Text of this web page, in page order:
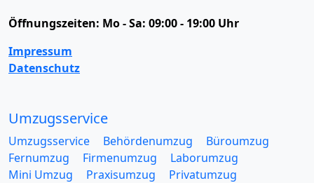
Öffnungszeiten: Mo - Sa: 09:00 - 19:00 Uhr
Impressum
Datenschutz
Umzugsservice
Umzugsservice Behördenumzug
Büroumzug
Fernumzug
Firmenumzug
Laborumzug
Mini Umzug
Praxisumzug
Privatumzug